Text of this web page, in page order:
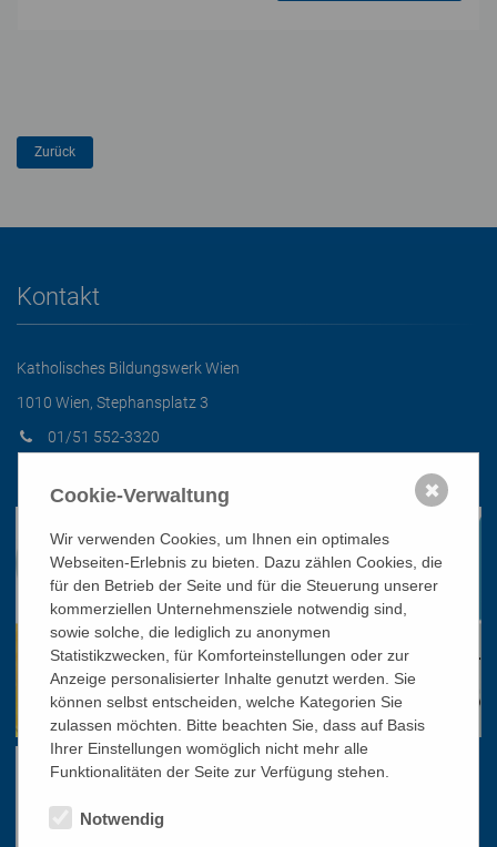
Kontakt
Katholisches Bildungswerk Wien
1010 Wien, Stephansplatz 3
01/51 552-3320
Cookie-Verwaltung
Wir verwenden Cookies, um Ihnen ein optimales
Webseiten-Erlebnis zu bieten. Dazu zählen Cookies, die
für den Betrieb der Seite und für die Steuerung unserer
kommerziellen Unternehmensziele notwendig sind,
sowie solche, die lediglich zu anonymen
Statistikzwecken, für Komforteinstellungen oder zur
Anzeige personalisierter Inhalte genutzt werden. Sie
können selbst entscheiden, welche Kategorien Sie
zulassen möchten. Bitte beachten Sie, dass auf Basis
Ihrer Einstellungen womöglich nicht mehr alle
Funktionalitäten der Seite zur Verfügung stehen.
Notwendig
✖